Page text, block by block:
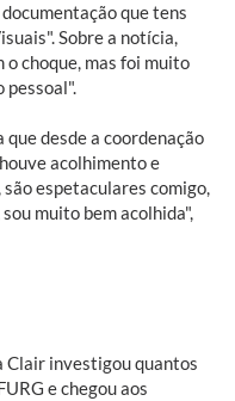
que tens
Sobre a notícia,
choque, mas foi muito
pessoal".
desde a coordenação
acolhimento e
espetaculares comigo,
muito bem acolhida",
Clair investigou quantos
e chegou aos